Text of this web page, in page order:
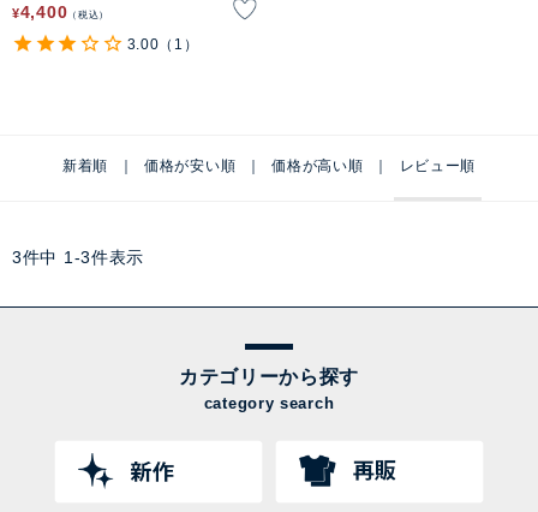
¥4,400 税込
3.00 （1）
新着順 価格が安い順 価格が高い順 レビュー順
3件中 1 -3件表示
カテゴリーから探す
category search